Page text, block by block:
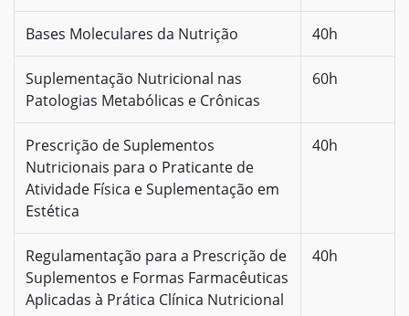
Bases Moleculares da Nutrição 40h
Suplementação Nutricional nas
Patologias Metabólicas e Crônicas
60h
Prescrição de Suplementos
Nutricionais para o Praticante de
Atividade Física e Suplementação em
Estética
40h
Regulamentação para a Prescrição de
Suplementos e Formas Farmacêuticas
Aplicadas à Prática Clínica Nutricional
40h